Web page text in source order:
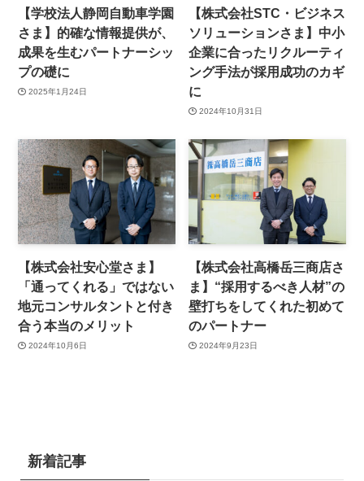
【学校法人静岡自動車学園
さま】的確な情報提供が、
成果を生むパートナーシッ
プの礎に
2025年1月24日
【株式会社STC・ビジネス
ソリューションさま】中小
企業に合ったリクルーティ
ング手法が採用成功のカギ
に
2024年10月31日
【株式会社安心堂さま】
「通ってくれる」ではない
地元コンサルタントと付き
合う本当のメリット
2024年10月6日
【株式会社高橋岳三商店さ
ま】“採用するべき人材”の
壁打ちをしてくれた初めて
のパートナー
2024年9月23日
新着記事